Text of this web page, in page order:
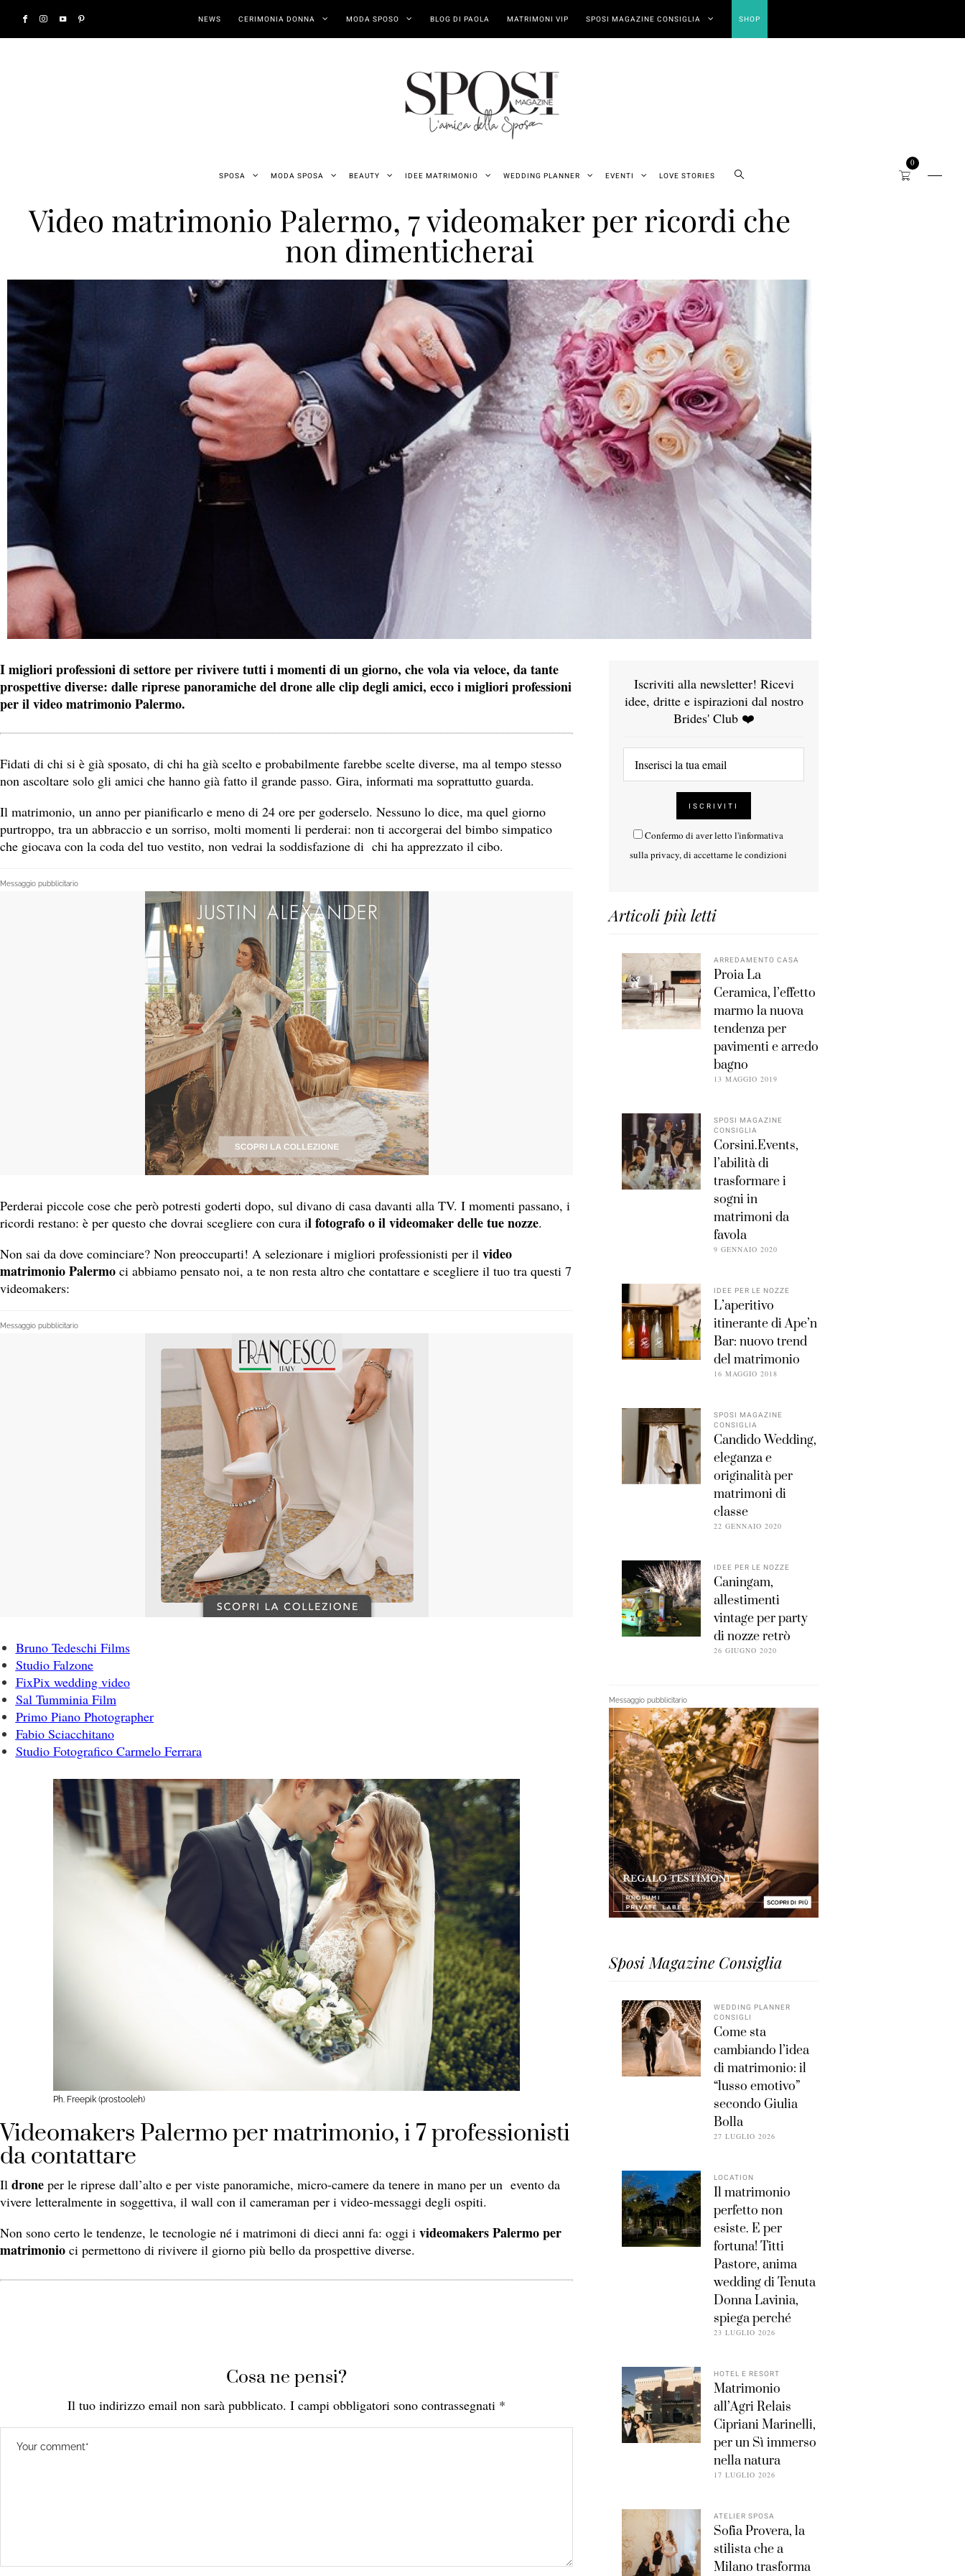
NEWS CERIMONIA DONNA MODA SPOSO BLOG DI PAOLA MATRIMONI VIP SPOSI MAGAZINE CONSIGLIA SHOP
SPOSA MODA SPOSA BEAUTY IDEE MATRIMONIO WEDDING PLANNER EVENTI LOVE STORIES
0
Video matrimonio Palermo, 7 videomaker per ricordi che
non dimenticherai
I migliori professioni di settore per rivivere tutti i momenti diun giorno, che vola via veloce, da tante
prospettive diverse: dalle riprese panoramiche del drone alle clip degli amici, ecco i migliori professioni
per il video matrimonio Palermo.
Fidati di chi si è già sposato, di chi ha già scelto e probabilmente farebbe scelte diverse, ma al tempo stesso
non ascoltare solo gli amici che hanno già fatto il grande passo. Gira, informati ma soprattutto guarda.
Il matrimonio, un anno per pianificarlo e meno di 24 ore per goderselo. Nessuno lo dice, ma quel giorno
purtroppo, tra un abbraccio e un sorriso, molti momenti li perderai: non ti accorgerai del bimbo simpatico
che giocava con la coda del tuo vestito, non vedrai la soddisfazione di chi ha apprezzato il cibo.
Messaggio pubblicitario
Perderai piccole cose che però potresti goderti dopo, sul divano di casa davanti alla TV. I momenti passano, i
ricordi restano: è per questo che dovrai scegliere con cura il fotografo o il videomaker delle tue nozze.
Non sai da dove cominciare? Non preoccuparti! A selezionare i migliori professionisti per il video
matrimonio Palermo ci abbiamo pensato noi, a te non resta altro che contattare e scegliere il tuo tra questi 7
videomakers:
Messaggio pubblicitario
Bruno Tedeschi Films
Studio Falzone
FixPix wedding video
Sal Tumminia Film
Primo Piano Photographer
Fabio Sciacchitano
Studio Fotografico Carmelo Ferrara
Ph. Freepik (prostooleh)
Videomakers Palermo per matrimonio, i 7 professionisti
da contattare
Il drone per le riprese dall’alto e per viste panoramiche, micro-camere da tenere in mano per un evento da
vivere letteralmente in soggettiva, il wall con il cameraman per i video-messaggi degli ospiti.
Non sono certo le tendenze, le tecnologie né i matrimoni di dieci anni fa: oggi i videomakers Palermo per
matrimonio ci permettono di rivivere il giorno più bello da prospettive diverse.
Cosa ne pensi?
Il tuo indirizzo email non sarà pubblicato. I campi obbligatori sono contrassegnati *
Iscriviti alla newsletter! Ricevi
idee, dritte e ispirazioni dal nostro
Brides' Club ❤️
Confermo di aver letto l'informativa
sulla privacy, di accettarne le condizioni
Articoli più letti
ARREDAMENTO CASA
Proia La
Ceramica, l’effetto
marmo la nuova
tendenza per
pavimenti e arredo
bagno
13 MAGGIO 2019
SPOSI MAGAZINE
CONSIGLIA
Corsini.Events,
l’abilità di
trasformare i
sogni in
matrimoni da
favola
9 GENNAIO 2020
IDEE PER LE NOZZE
L’aperitivo
itinerante di Ape’n
Bar: nuovo trend
del matrimonio
16 MAGGIO 2018
SPOSI MAGAZINE
CONSIGLIA
Candido Wedding,
eleganza e
originalità per
matrimoni di
classe
22 GENNAIO 2020
IDEE PER LE NOZZE
Caningam,
allestimenti
vintage per party
di nozze retrò
26 GIUGNO 2020
Messaggio pubblicitario
Sposi Magazine Consiglia
WEDDING PLANNER
CONSIGLI
Come sta
cambiando l’idea
di matrimonio: il
“lusso emotivo”
secondo Giulia
Bolla
27 LUGLIO 2026
LOCATION
Il matrimonio
perfetto non
esiste. E per
fortuna! Titti
Pastore, anima
wedding di Tenuta
Donna Lavinia,
spiega perché
23 LUGLIO 2026
HOTEL E RESORT
Matrimonio
all’Agri Relais
Cipriani Marinelli,
per un Sì immerso
nella natura
17 LUGLIO 2026
ATELIER SPOSA
Sofia Provera, la
stilista che a
Milano trasforma